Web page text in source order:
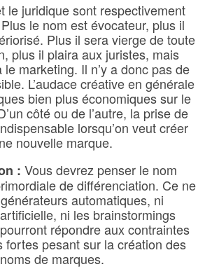
le juridique sont respectivement
le nom est évocateur, plus il
Plus il sera vierge de toute
plus il plaira aux juristes, mais
marketing. Il n’y a donc pas de
L’audace créative en générale
bien plus économiques sur le
côté ou de l’autre, la prise de
lorsqu’on veut créer
nouvelle marque.
: Vous devrez penser le nom
de différenciation. Ce ne
automatiques, ni
ni les brainstormings
répondre aux contraintes
fortes pesant sur la création des
noms de marques.